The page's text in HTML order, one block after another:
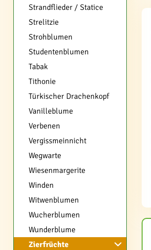
Strandflieder / Statice
Strelitzie
Strohblumen
Studentenblumen
Tabak
Tithonie
Türkischer Drachenkopf
Vanilleblume
Verbenen
Vergissmeinnicht
Wegwarte
Wiesenmargerite
Winden
Witwenblumen
Wucherblumen
Wunderblume
Zierfrüchte